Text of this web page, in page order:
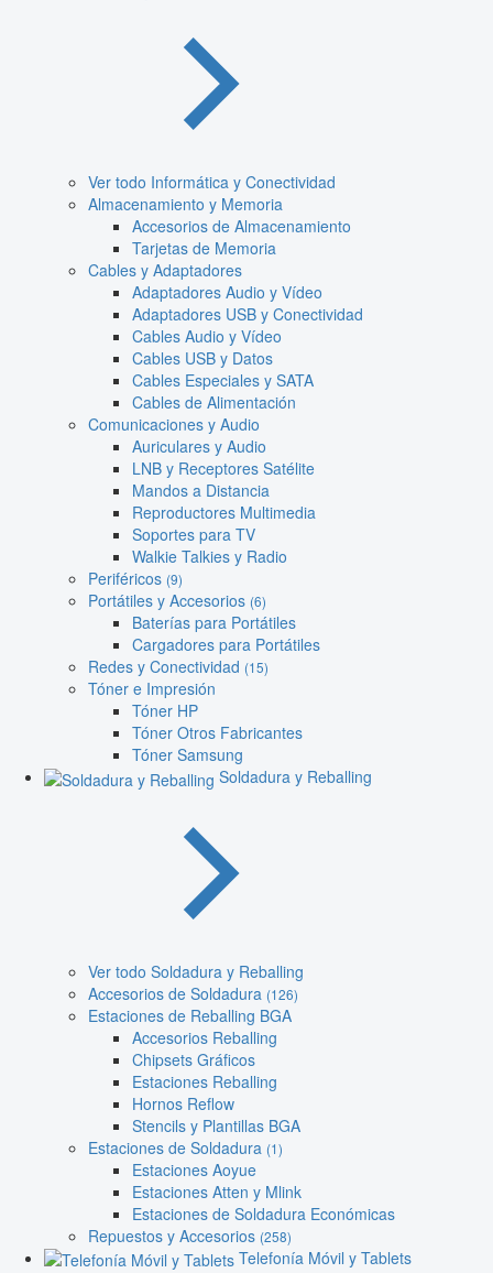
Ver todo Informática y Conectividad
Almacenamiento y Memoria
Accesorios de Almacenamiento
Tarjetas de Memoria
Cables y Adaptadores
Adaptadores Audio y Vídeo
Adaptadores USB y Conectividad
Cables Audio y Vídeo
Cables USB y Datos
Cables Especiales y SATA
Cables de Alimentación
Comunicaciones y Audio
Auriculares y Audio
LNB y Receptores Satélite
Mandos a Distancia
Reproductores Multimedia
Soportes para TV
Walkie Talkies y Radio
Periféricos (9)
Portátiles y Accesorios (6)
Baterías para Portátiles
Cargadores para Portátiles
Redes y Conectividad (15)
Tóner e Impresión
Tóner HP
Tóner Otros Fabricantes
Tóner Samsung
Soldadura y Reballing
Ver todo Soldadura y Reballing
Accesorios de Soldadura (126)
Estaciones de Reballing BGA
Accesorios Reballing
Chipsets Gráficos
Estaciones Reballing
Hornos Reflow
Stencils y Plantillas BGA
Estaciones de Soldadura (1)
Estaciones Aoyue
Estaciones Atten y Mlink
Estaciones de Soldadura Económicas
Repuestos y Accesorios (258)
Telefonía Móvil y Tablets